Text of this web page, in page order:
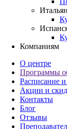
Компаниям
О центре
Программы
Расписание
Акции и
Контакты
Блог
Отзывы